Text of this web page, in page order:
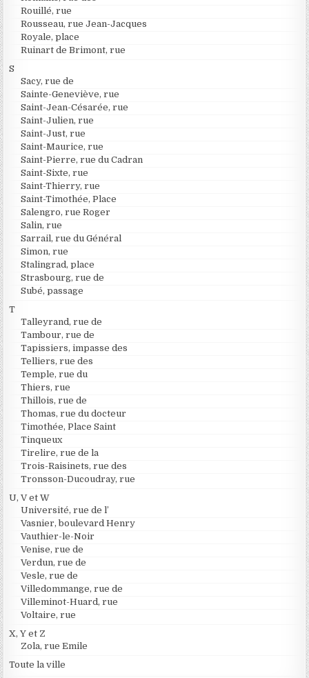
Rouillé, rue
Rousseau, rue Jean-Jacques
Royale, place
Ruinart de Brimont, rue
S
Sacy, rue de
Sainte-Geneviève, rue
Saint-Jean-Césarée, rue
Saint-Julien, rue
Saint-Just, rue
Saint-Maurice, rue
Saint-Pierre, rue du Cadran
Saint-Sixte, rue
Saint-Thierry, rue
Saint-Timothée, Place
Salengro, rue Roger
Salin, rue
Sarrail, rue du Général
Simon, rue
Stalingrad, place
Strasbourg, rue de
Subé, passage
T
Talleyrand, rue de
Tambour, rue de
Tapissiers, impasse des
Telliers, rue des
Temple, rue du
Thiers, rue
Thillois, rue de
Thomas, rue du docteur
Timothée, Place Saint
Tinqueux
Tirelire, rue de la
Trois-Raisinets, rue des
Tronsson-Ducoudray, rue
U, V et W
Université, rue de l’
Vasnier, boulevard Henry
Vauthier-le-Noir
Venise, rue de
Verdun, rue de
Vesle, rue de
Villedommange, rue de
Villeminot-Huard, rue
Voltaire, rue
X, Y et Z
Zola, rue Emile
Toute la ville